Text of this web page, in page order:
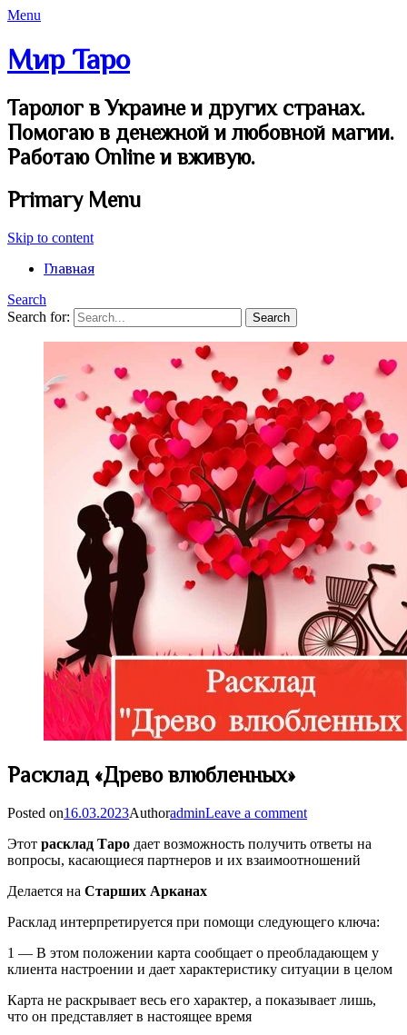
Menu
Мир Таро
Таролог в Украине и других странах.
Помогаю в денежной и любовной магии.
Работаю Online и вживую.
Primary Menu
Skip to content
Главная
Search
Search for:
Расклад «Древо влюбленных»
Posted on16.03.2023AuthoradminLeave a comment
Этот расклад Таро дает возможность получить ответы на
вопросы, касающиеся партнеров и их взаимоотношений
Делается на Старших Арканах
Расклад интерпретируется при помощи следующего ключа:
1 — В этом положении карта сообщает о преобладающем у
клиента настроении и дает характеристику ситуации в целом
Карта не раскрывает весь его характер, а показывает лишь,
что он представляет в настоящее время